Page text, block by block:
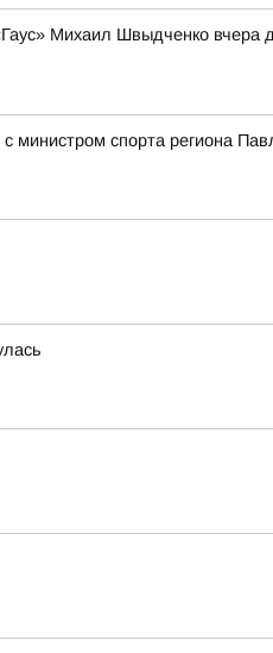
Михаил Швыдченко
с министром спорта региона